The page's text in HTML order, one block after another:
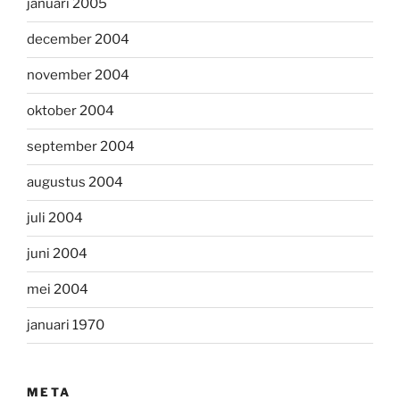
januari 2005
december 2004
november 2004
oktober 2004
september 2004
augustus 2004
juli 2004
juni 2004
mei 2004
januari 1970
META